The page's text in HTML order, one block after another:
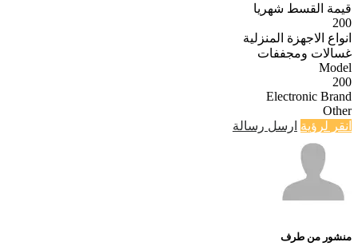
قيمة القسط شهريا
200
انواع الاجهزة المنزلية
غسالات ومجففات
Model
200
Electronic Brand
Other
انقر لرؤية ارسل رسالة
منشور من طرف